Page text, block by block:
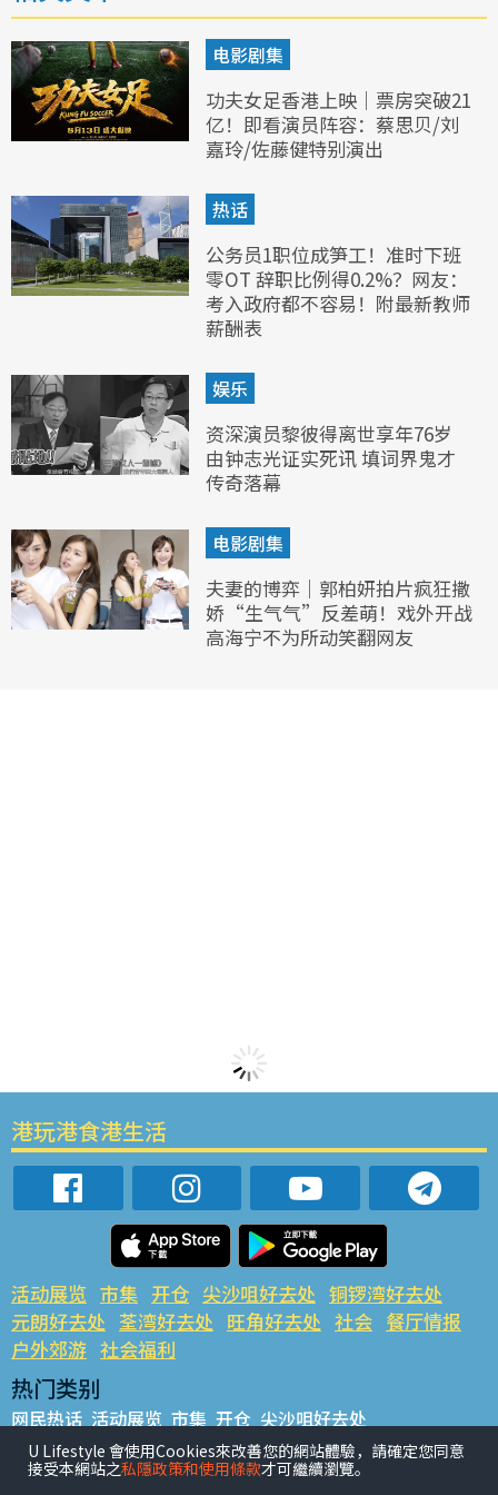
电影剧集
功夫女足香港上映｜票房突破21
亿！即看演员阵容：蔡思贝/刘
嘉玲/佐藤健特别演出
热话
公务员1职位成笋工！准时下班
零OT 辞职比例得0.2%？网友：
考入政府都不容易！附最新教师
薪酬表
娱乐
资深演员黎彼得离世享年76岁
由钟志光证实死讯 填词界鬼才
传奇落幕
电影剧集
夫妻的博弈｜郭柏妍拍片疯狂撒
娇“生气气”反差萌！戏外开战
高海宁不为所动笑翻网友
港玩港食港生活
活动展览 市集 开仓 尖沙咀好去处 铜锣湾好去处
元朗好去处 荃湾好去处 旺角好去处 社会 餐厅情报
户外郊游 社会福利
热门类别
网民热话 活动展览 市集 开仓 尖沙咀好去处
铜锣湾好去处 元朗好去处 荃湾好去处 旺角好去处 社会
餐厅情报 户外郊游
U Lifestyle 會使用Cookies來改善您的網站體驗，請確定您同意
接受本網站之私隱政策和使用條款才可繼續瀏覽。